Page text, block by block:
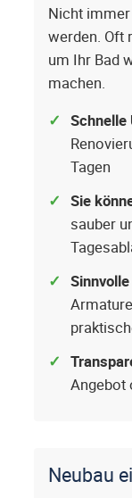
Nicht
werden. Oft
um Ihr Bad
machen.
Schnelle
Tagen
Sie
sauber
Angebot
Neubau